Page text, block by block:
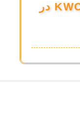
نمایندگی فروشگاه KWC در